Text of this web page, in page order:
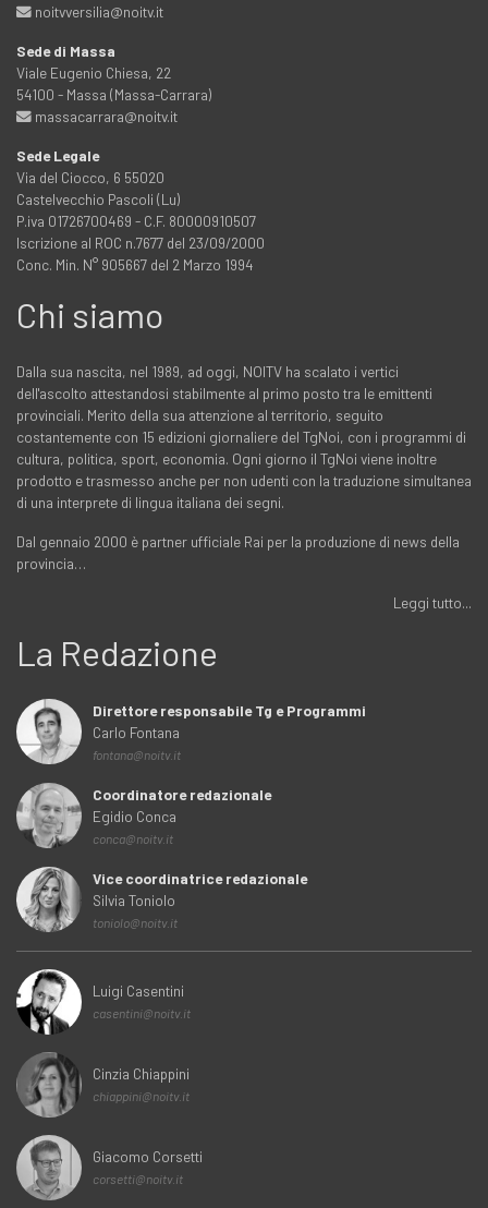
noitvversilia@noitv.it
Sede di Massa
Viale Eugenio Chiesa, 22
54100 - Massa (Massa-Carrara)
massacarrara@noitv.it
Sede Legale
Via del Ciocco, 6 55020
Castelvecchio Pascoli (Lu)
P.iva 01726700469 - C.F. 80000910507
Iscrizione al ROC n.7677 del 23/09/2000
Conc. Min. N° 905667 del 2 Marzo 1994
Chi siamo
Dalla sua nascita, nel 1989, ad oggi, NOITV ha scalato i vertici
dell'ascolto attestandosi stabilmente al primo posto tra le emittenti
provinciali. Merito della sua attenzione al territorio, seguito
costantemente con 15 edizioni giornaliere del TgNoi, con i programmi di
cultura, politica, sport, economia. Ogni giorno il TgNoi viene inoltre
prodotto e trasmesso anche per non udenti con la traduzione simultanea
di una interprete di lingua italiana dei segni.
Dal gennaio 2000 è partner ufficiale Rai per la produzione di news della
provincia…
Leggi tutto...
La Redazione
Direttore responsabile Tg e Programmi
Carlo Fontana
fontana@noitv.it
Coordinatore redazionale
Egidio Conca
conca@noitv.it
Vice coordinatrice redazionale
Silvia Toniolo
toniolo@noitv.it
Luigi Casentini
casentini@noitv.it
Cinzia Chiappini
chiappini@noitv.it
Giacomo Corsetti
corsetti@noitv.it